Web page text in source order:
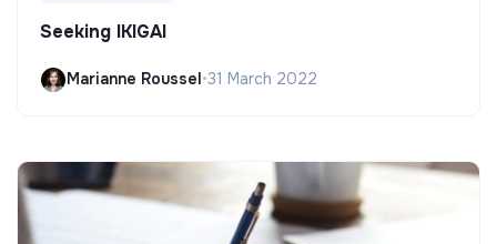
Seeking IKIGAI
Marianne Roussel •31 March 2022